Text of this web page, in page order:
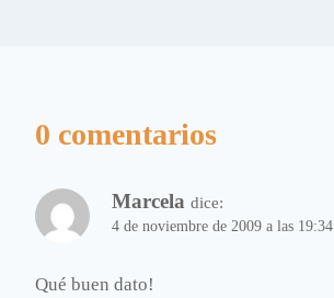
0 comentarios
Marcela dice:
4 de noviembre de 2009 a las 19:34
Qué buen dato!